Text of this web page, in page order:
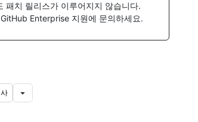
패치 릴리스가 이루어지지 않습니다.
Enterprise 지원에 문의하세요.